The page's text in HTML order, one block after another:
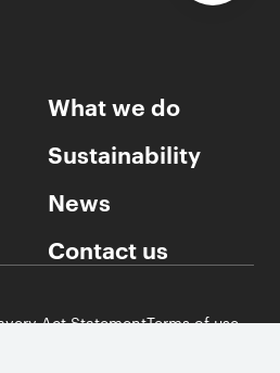
What we do
Sustainability
News
Contact us
Act StatementTerms of use